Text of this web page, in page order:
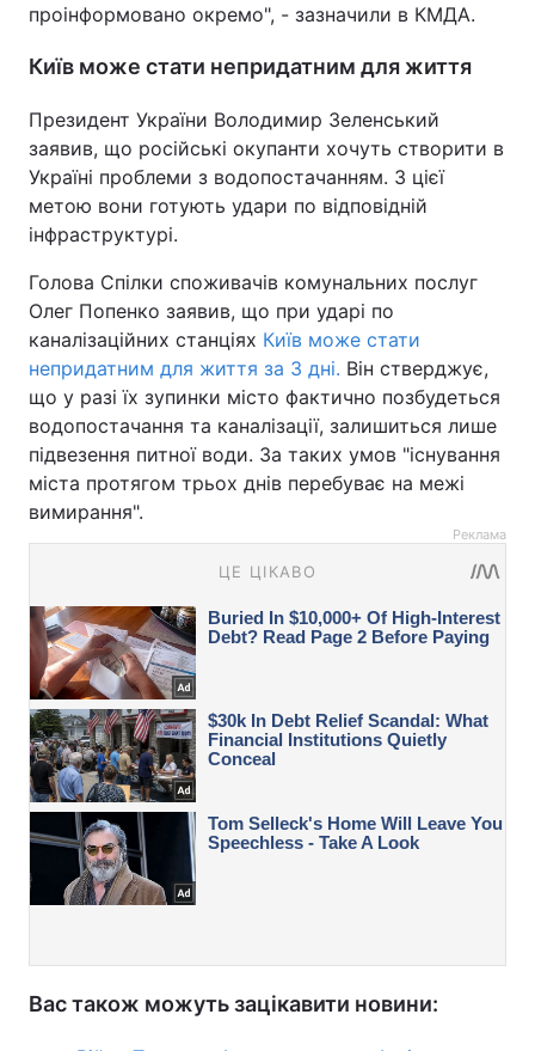
проінформовано окремо", - зазначили в КМДА.
Київ може стати непридатним для життя
Президент України Володимир Зеленський
заявив, що російські окупанти хочуть створити в
Україні проблеми з водопостачанням. З цієї
метою вони готують удари по відповідній
інфраструктурі.
Голова Спілки споживачів комунальних послуг
Олег Попенко заявив, що при ударі по
каналізаційних станціях Київ може стати
непридатним для життя за 3 дні. Він стверджує,
що у разі їх зупинки місто фактично позбудеться
водопостачання та каналізації, залишиться лише
підвезення питної води. За таких умов "існування
міста протягом трьох днів перебуває на межі
вимирання".
Реклама
Вас також можуть зацікавити новини: